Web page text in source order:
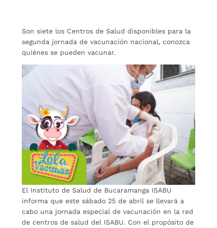
Son siete los Centros de Salud disponibles para la
segunda jornada de vacunación nacional, conozca
quiénes se pueden vacunar.
El Instituto de Salud de Bucaramanga ISABU
informa que este sábado 25 de abril se llevará a
cabo una jornada especial de vacunación en la red
de centros de salud del ISABU. Con el propósito de